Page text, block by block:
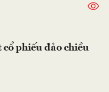
phiếu đảo chiều